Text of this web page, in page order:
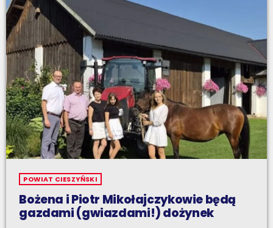
POWIAT CIESZYŃSKI
Bożena i Piotr Mikołajczykowie będą
gazdami (gwiazdami!) dożynek